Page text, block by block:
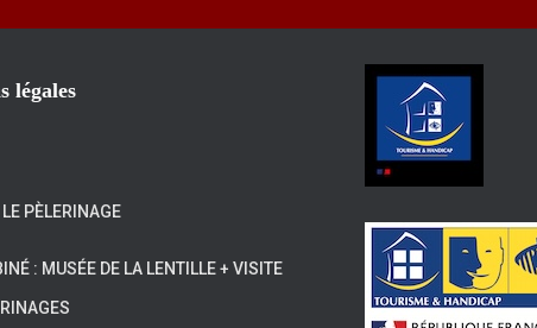
légales
PÈLERINAGE
: MUSÉE DE LA LENTILLE + VISITE